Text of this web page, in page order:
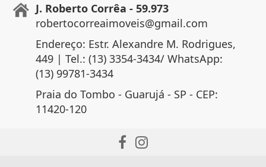
J. Roberto Corrêa - 59.973
robertocorreaimoveis@gmail.com
Endereço: Estr. Alexandre M. Rodrigues,
449 | Tel.: (13) 3354-3434/ WhatsApp:
(13) 99781-3434
Praia do Tombo - Guarujá - SP - CEP:
11420-120